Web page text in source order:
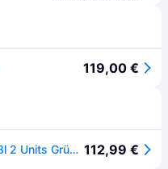
119,00 €
Vaude Bike Aqua Back Pannier 48l 2 Units Grün 37 x 33 x 19 cm 112,99 €